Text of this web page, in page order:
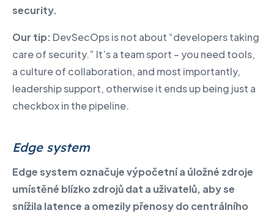
security.
Our tip: DevSecOps is not about “developers taking
care of security.” It’s a team sport – you need tools,
a culture of collaboration, and most importantly,
leadership support, otherwise it ends up being just a
checkbox in the pipeline.
Edge system
Edge system označuje výpočetní a úložné zdroje
umístěné blízko zdrojů dat a uživatelů, aby se
snížila latence a omezily přenosy do centrálního